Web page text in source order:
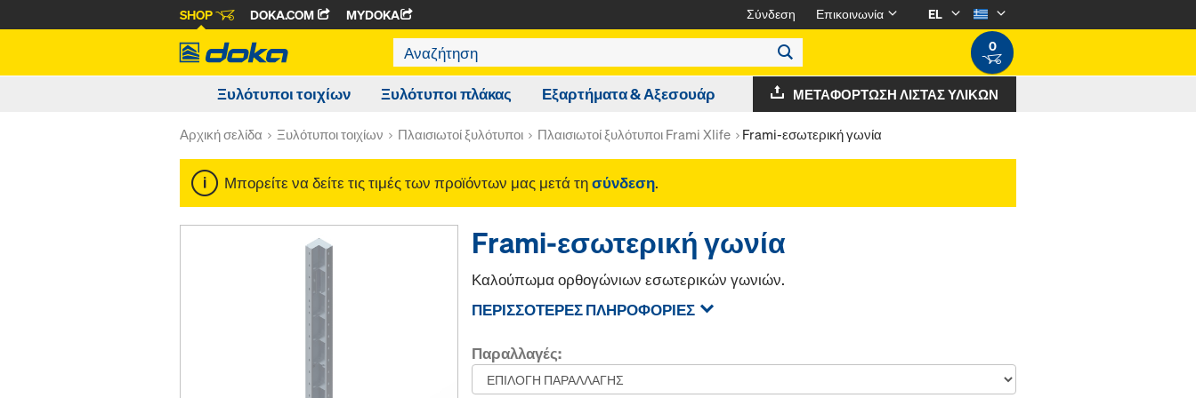
SHOP DOKA.COM MYDOKA Σύνδεση Επικοινωνία
EL
0
Ξυλότυποι τοιχίων Ξυλότυποι πλάκας Εξαρτήματα & Αξεσουάρ ΜΕΤΑΦΌΡΤΩΣΗ ΛΊΣΤΑΣ ΥΛΙΚΏΝ
Αρχική σελίδα Ξυλότυποι τοιχίων Πλαισιωτοί ξυλότυποι Πλαισιωτοί ξυλότυποι Frami Xlife Frami-εσωτερική γωνία
Μπορείτε να δείτε τις τιμές των προϊόντων μας μετά τησύνδεση.
Frami-εσωτερική γωνία
Καλούπωμα ορθογώνιων εσωτερικών γωνιών.
ΠΕΡΙΣΣΌΤΕΡΕΣ ΠΛΗΡΟΦΟΡΊΕΣ
Παραλλαγές: